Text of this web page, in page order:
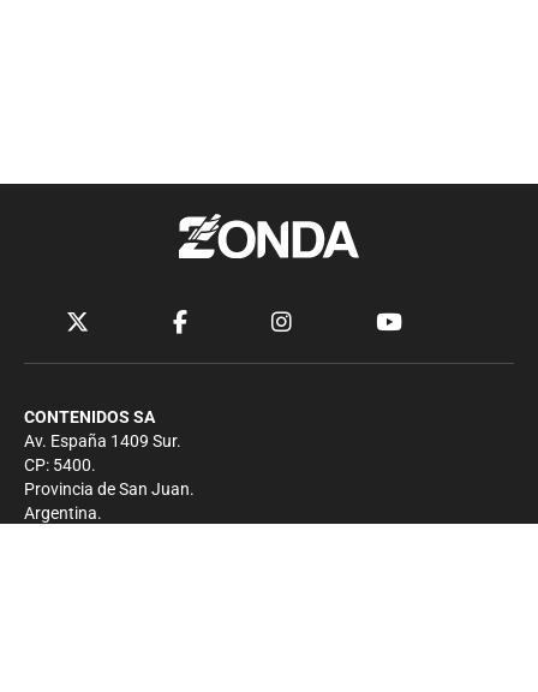
CONTENIDOS SA
Av. España 1409 Sur.
CP: 5400.
Provincia de San Juan.
Argentina.